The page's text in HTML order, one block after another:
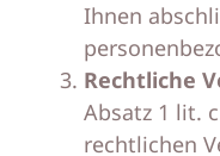
Ihnen
Rechtliche
Absatz 1 lit.
rechtlichen